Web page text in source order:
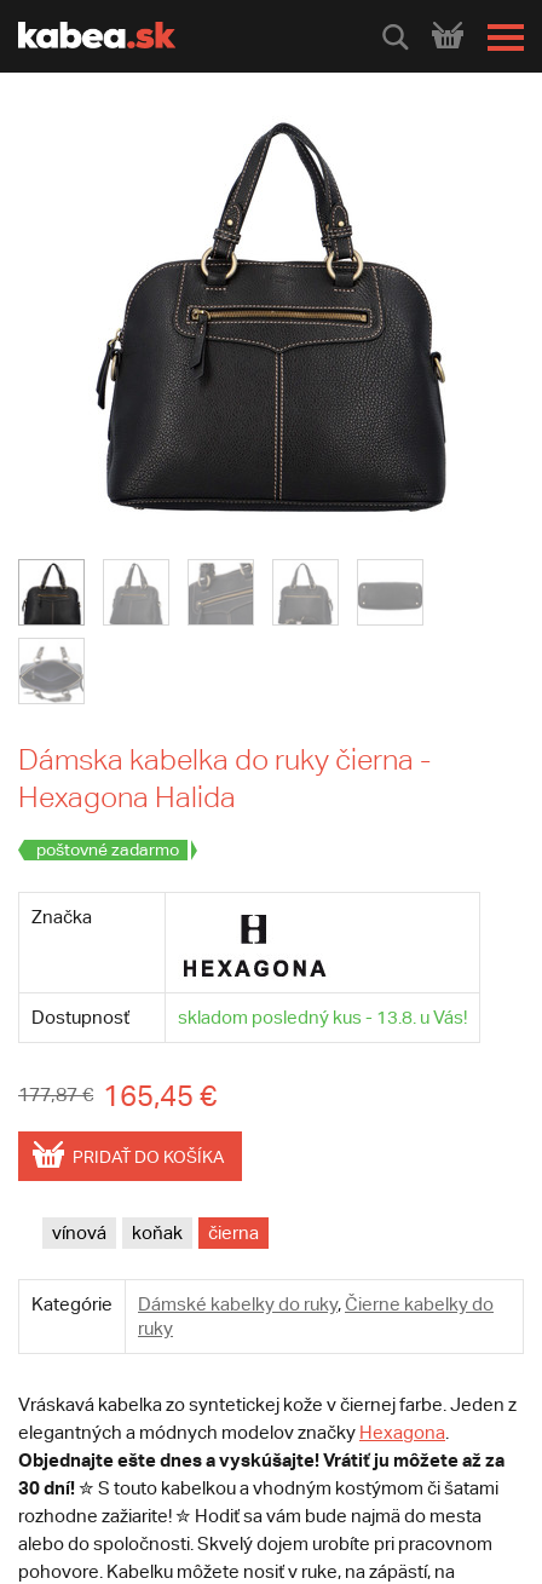
HLEDEJ
Dámska kabelka do ruky čierna -
Hexagona Halida
poštovné zadarmo
Značka
Dostupnosť skladom posledný kus - 13.8. u Vás!
177,87 € 165,45 €
PRIDAŤ DO KOŠÍKA
vínová koňak čierna
Kategórie Dámské kabelky do ruky,Čierne kabelky do
ruky
Vráskavá kabelka zo syntetickej kože v čiernej farbe. Jeden z
elegantných a módnych modelov značky Hexagona
Objednajte ešte dnes a vyskúšajte! Vrátiť ju môžete až za
30 dní!✮ S touto kabelkou a vhodným kostýmom či šatami
rozhodne zažiarite! ✮ Hodiť sa vám bude najmä do mesta
alebo do spoločnosti. Skvelý dojem urobíte pri pracovnom
pohovore. Kabelku môžete nosiť v ruke, na zápästí, na